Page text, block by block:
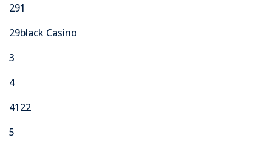
291
29black Casino
3
4
4122
5